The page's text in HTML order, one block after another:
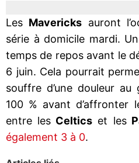
Les Mavericks auront
série à domicile mardi.
temps de repos avant le
6 juin. Cela pourrait
souffre d’une douleur
100 % avant d’affronter
entre les Celtics et les
également 3 à 0.